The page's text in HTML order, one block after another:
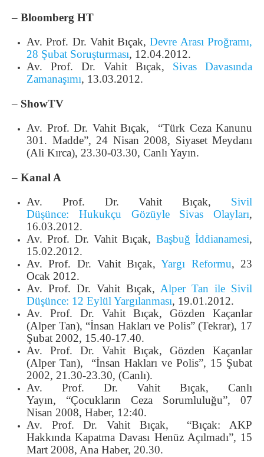
– Bloomberg HT
Av. Prof. Dr. Vahit Bıçak,Devre Arası Proğramı,
28 Şubat Soruşturması, 12.04.2012.
Av. Prof. Dr. Vahit Bıçak, Sivas Davasında
Zamanaşımı, 13.03.2012.
– ShowTV
Av. Prof. Dr. Vahit Bıçak, “Türk Ceza Kanunu
301. Madde”, 24 Nisan 2008, Siyaset Meydanı
(Ali Kırca), 23.30-03.30, Canlı Yayın.
– Kanal A
Av. Prof. Dr. Vahit Bıçak, Sivil
Düşünce: Hukukçu Gözüyle Sivas Olayları,
16.03.2012.
Av. Prof. Dr. Vahit Bıçak, Başbuğ İddianamesi,
15.02.2012.
Av. Prof. Dr. Vahit Bıçak,Yargı Reformu, 23
Ocak 2012.
Av. Prof. Dr. Vahit Bıçak, Alper Tan ile Sivil
Düşünce: 12 Eylül Yargılanması, 19.01.2012.
Av. Prof. Dr. Vahit Bıçak, Gözden Kaçanlar
(Alper Tan), “İnsan Hakları ve Polis” (Tekrar), 17
Şubat 2002, 15.40-17.40.
Av. Prof. Dr. Vahit Bıçak, Gözden Kaçanlar
(Alper Tan), “İnsan Hakları ve Polis”, 15 Şubat
2002, 21.30-23.30, (Canlı).
Av. Prof. Dr. Vahit Bıçak, Canlı
Yayın, “Çocukların Ceza Sorumluluğu”, 07
Nisan 2008, Haber, 12:40.
Av. Prof. Dr. Vahit Bıçak, “Bıçak: AKP
Hakkında Kapatma Davası Henüz Açılmadı”, 15
Mart 2008, Ana Haber, 20.30.